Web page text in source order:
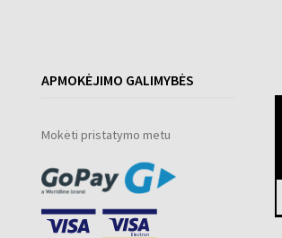
APMOKĖJIMO GALIMYBĖS
Mokėti pristatymo metu